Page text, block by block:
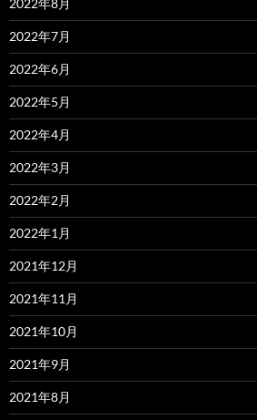
2022年7月
2022年6月
2022年5月
2022年4月
2022年3月
2022年2月
2022年1月
2021年12月
2021年11月
2021年10月
2021年9月
2021年8月